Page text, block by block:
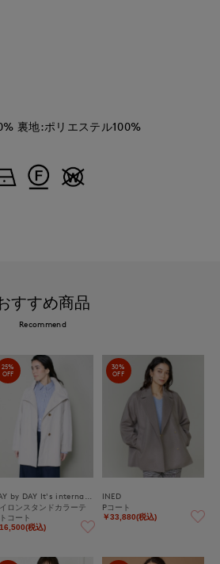
裏地:ポリエステル100%
すすめ商品
Recommend
25%
OFF
ロンスタンドカラーテ
コート
税込)
30%
OFF
INED
Pコート
￥33,880(税込)